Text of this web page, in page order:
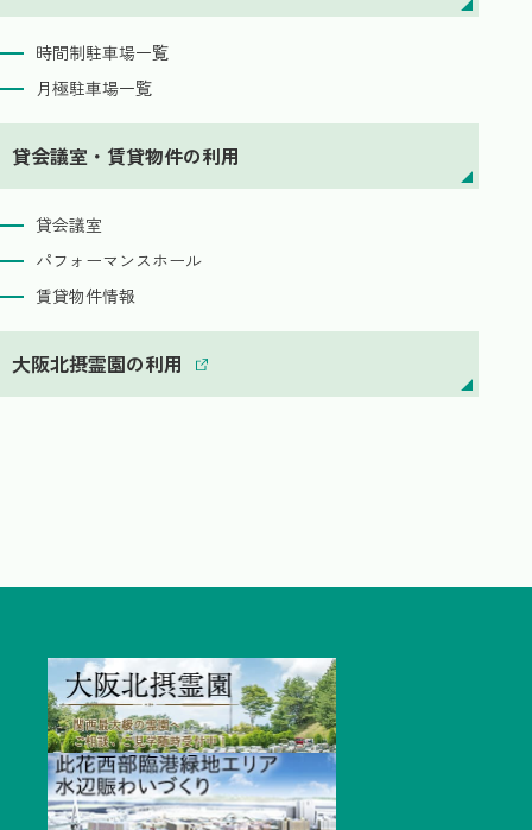
時間制駐車場一覧
月極駐車場一覧
貸会議室・賃貸物件の利用
貸会議室
パフォーマンスホール
賃貸物件情報
大阪北摂霊園の利用